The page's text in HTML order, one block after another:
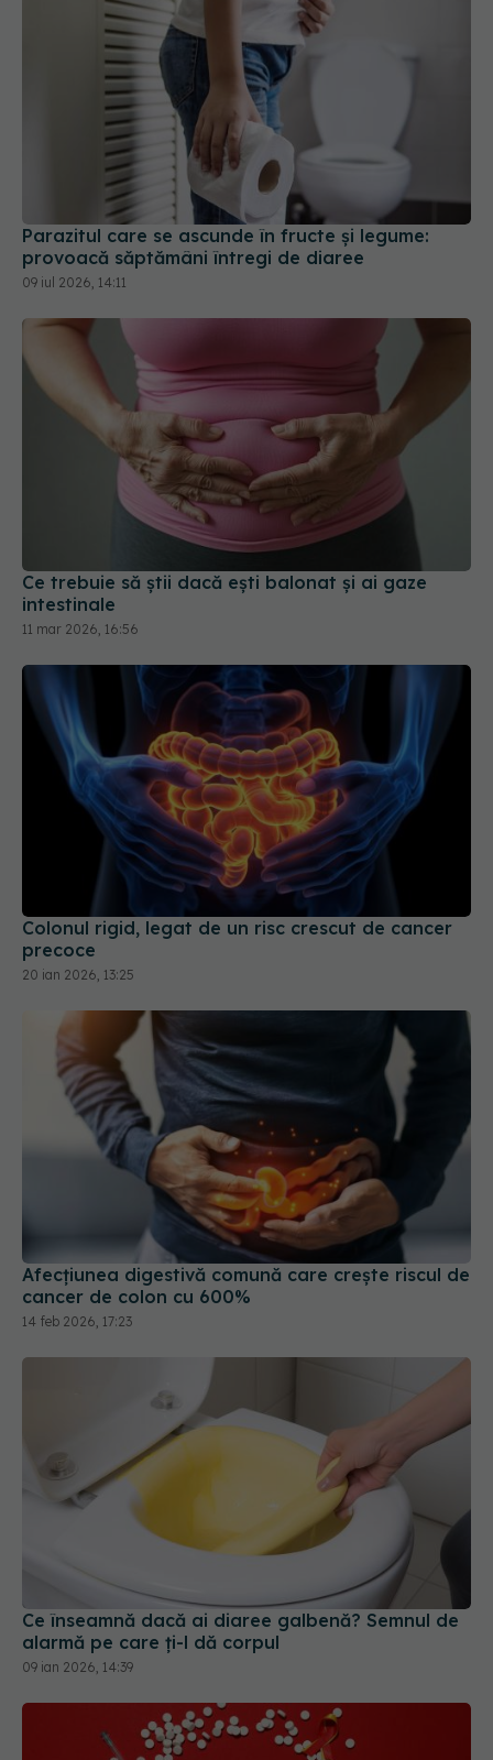
Parazitul care se ascunde în fructe și legume:
provoacă săptămâni întregi de diaree
09 iul 2026, 14:11
Ce trebuie să știi dacă ești balonat și ai gaze
intestinale
11 mar 2026, 16:56
Colonul rigid, legat de un risc crescut de cancer
precoce
20 ian 2026, 13:25
Afecțiunea digestivă comună care crește riscul de
cancer de colon cu 600%
14 feb 2026, 17:23
Ce înseamnă dacă ai diaree galbenă? Semnul de
alarmă pe care ți-l dă corpul
09 ian 2026, 14:39